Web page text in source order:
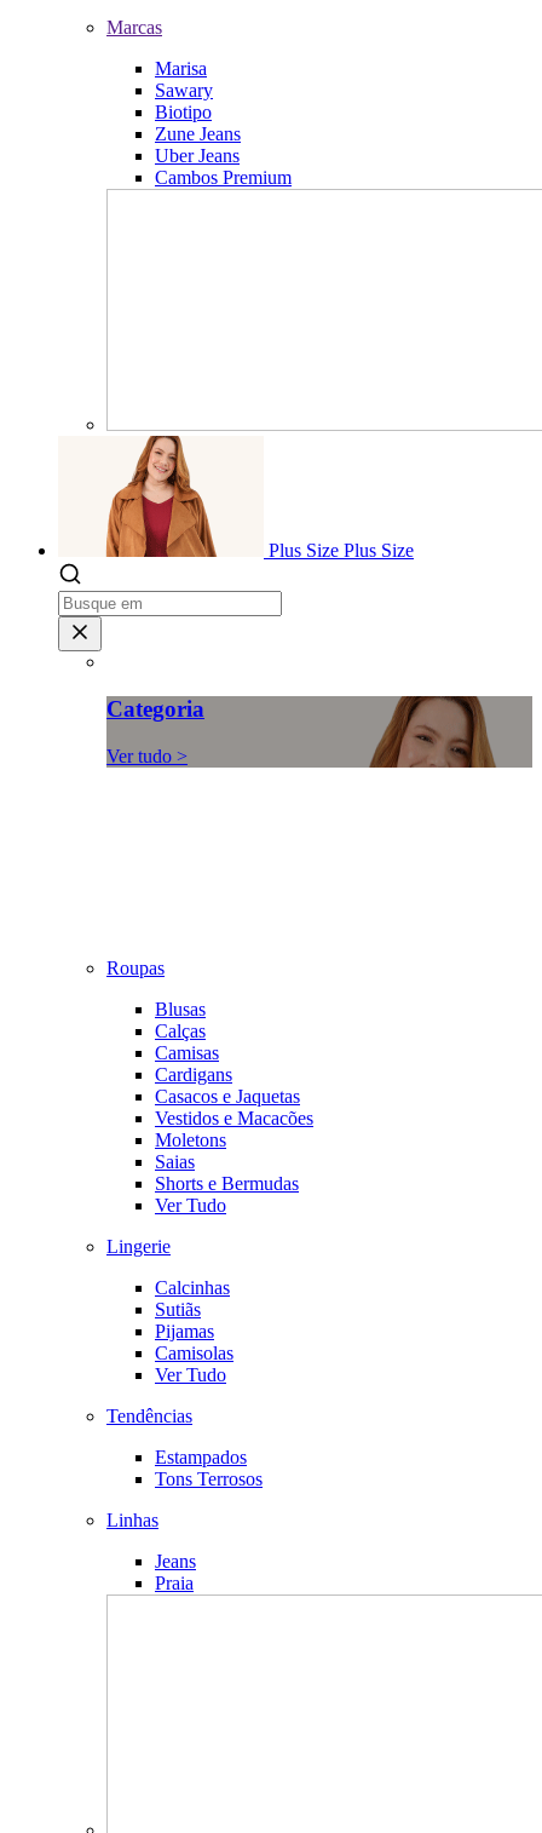
Marcas
Marisa
Sawary
Biotipo
Zune Jeans
Uber Jeans
Cambos Premium
Plus Size Plus Size
Categoria
Ver tudo >
Roupas
Blusas
Calças
Camisas
Cardigans
Casacos e Jaquetas
Vestidos e Macacões
Moletons
Saias
Shorts e Bermudas
Ver Tudo
Lingerie
Calcinhas
Sutiãs
Pijamas
Camisolas
Ver Tudo
Tendências
Estampados
Tons Terrosos
Linhas
Jeans
Praia